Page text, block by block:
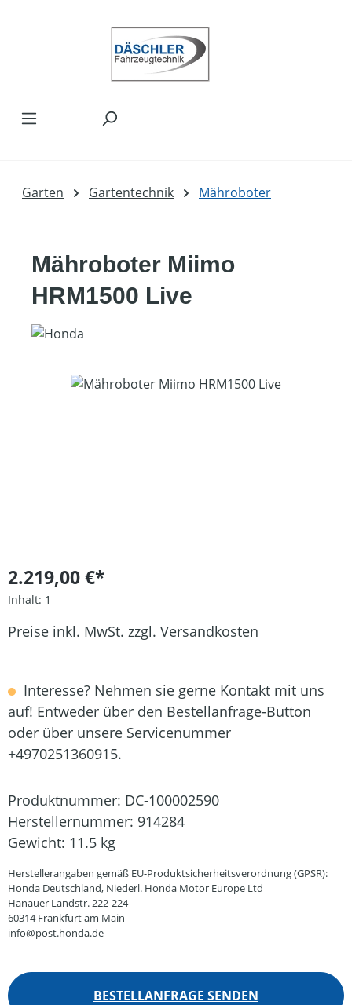
Garten Gartentechnik Mähroboter
Mähroboter Miimo
HRM1500 Live
Bildergalerie überspringen
2.219,00 €*
Inhalt: 1
Preise inkl. MwSt. zzgl. Versandkosten
Interesse? Nehmen sie gerne Kontakt mit uns
auf! Entweder über den Bestellanfrage-Button
oder über unsere Servicenummer
+4970251360915.
Produktnummer: DC-100002590
Herstellernummer: 914284
Gewicht: 11.5 kg
Herstellerangaben gemäß EU-Produktsicherheitsverordnung (GPSR):
Honda Deutschland, Niederl. Honda Motor Europe Ltd
Hanauer Landstr. 222-224
60314 Frankfurt am Main
info@post.honda.de
BESTELLANFRAGE SENDEN